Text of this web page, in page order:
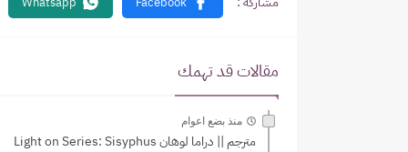
مقالات قد تهمك
منذ بضع اعوام
مترجم || دراما لوهان Light on Series: Sisyphus